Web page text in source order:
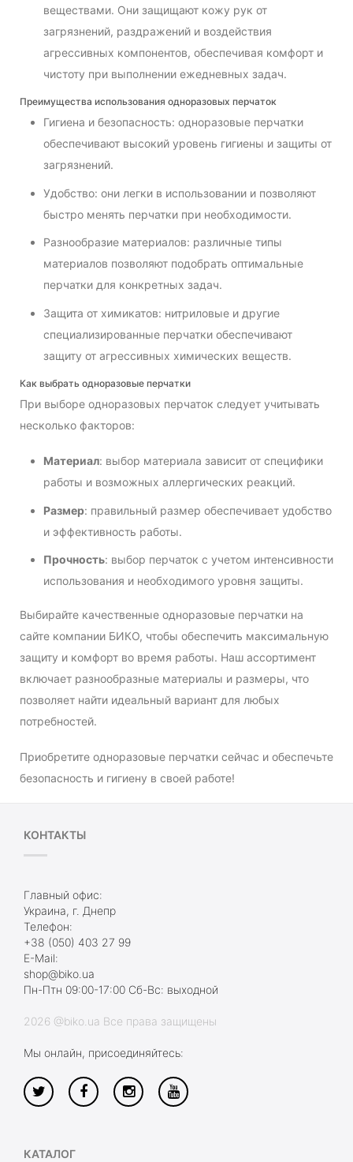
веществами. Они защищают кожу рук от
загрязнений, раздражений и воздействия
агрессивных компонентов, обеспечивая комфорт и
чистоту при выполнении ежедневных задач.
Преимущества использования одноразовых перчаток
Гигиена и безопасность: одноразовые перчатки
обеспечивают высокий уровень гигиены и защиты от
загрязнений.
Удобство: они легки в использовании и позволяют
быстро менять перчатки при необходимости.
Разнообразие материалов: различные типы
материалов позволяют подобрать оптимальные
перчатки для конкретных задач.
Защита от химикатов: нитриловые и другие
специализированные перчатки обеспечивают
защиту от агрессивных химических веществ.
Как выбрать одноразовые перчатки
При выборе одноразовых перчаток следует учитывать
несколько факторов:
Материал: выбор материала зависит от специфики
работы и возможных аллергических реакций.
Размер: правильный размер обеспечивает удобство
и эффективность работы.
Прочность: выбор перчаток с учетом интенсивности
использования и необходимого уровня защиты.
Выбирайте качественные одноразовые перчатки на
сайте компании БИКО, чтобы обеспечить максимальную
защиту и комфорт во время работы. Наш ассортимент
включает разнообразные материалы и размеры, что
позволяет найти идеальный вариант для любых
потребностей.
Приобретите одноразовые перчатки сейчас и обеспечьте
безопасность и гигиену в своей работе!
КОНТАКТЫ
Главный офис:
Украина, г. Днепр
Телефон:
+38 (050) 403 27 99
E-Mail:
shop@biko.ua
Пн-Птн 09:00-17:00 Сб-Вс: выходной
2026 @biko.ua Все права защищены
Мы онлайн, присоединяйтесь:
КАТАЛОГ